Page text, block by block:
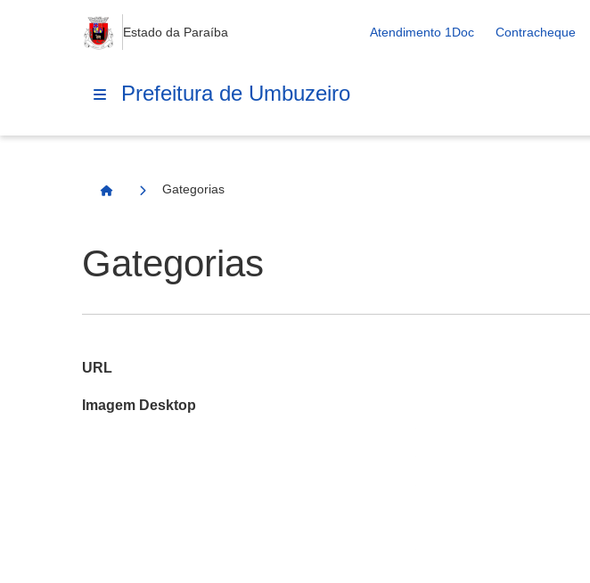
Estado da Paraíba Atendimento 1Doc Contracheque
Prefeitura de Umbuzeiro
Página Inicial
Gategorias
Gategorias
URL
Imagem Desktop